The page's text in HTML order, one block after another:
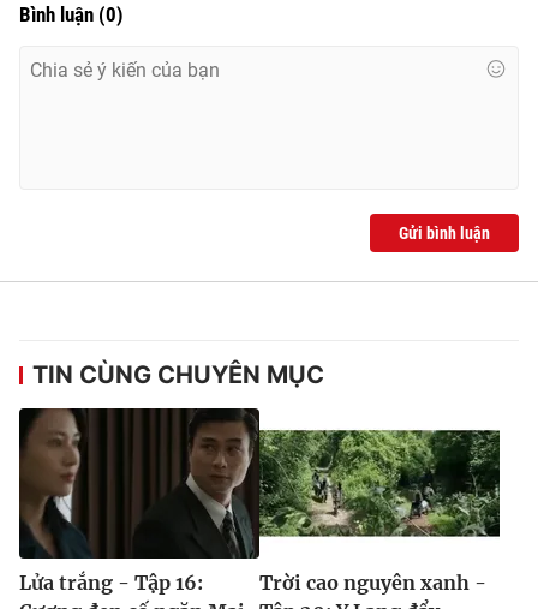
Bình luận (0)
Gửi bình luận
TIN CÙNG CHUYÊN MỤC
Lửa trắng - Tập 16:
Trời cao nguyên xanh -